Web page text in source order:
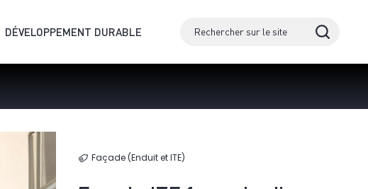
DÉVELOPPEMENT DURABLE
Façade (Enduit et ITE)